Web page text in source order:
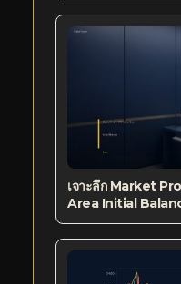
เจาะลึก Market
Area Initial